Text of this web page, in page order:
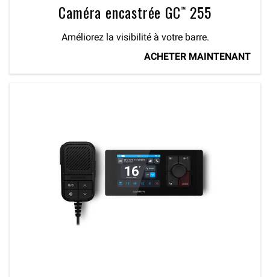
Caméra encastrée GC™ 255
Améliorez la visibilité à votre barre.
ACHETER MAINTENANT